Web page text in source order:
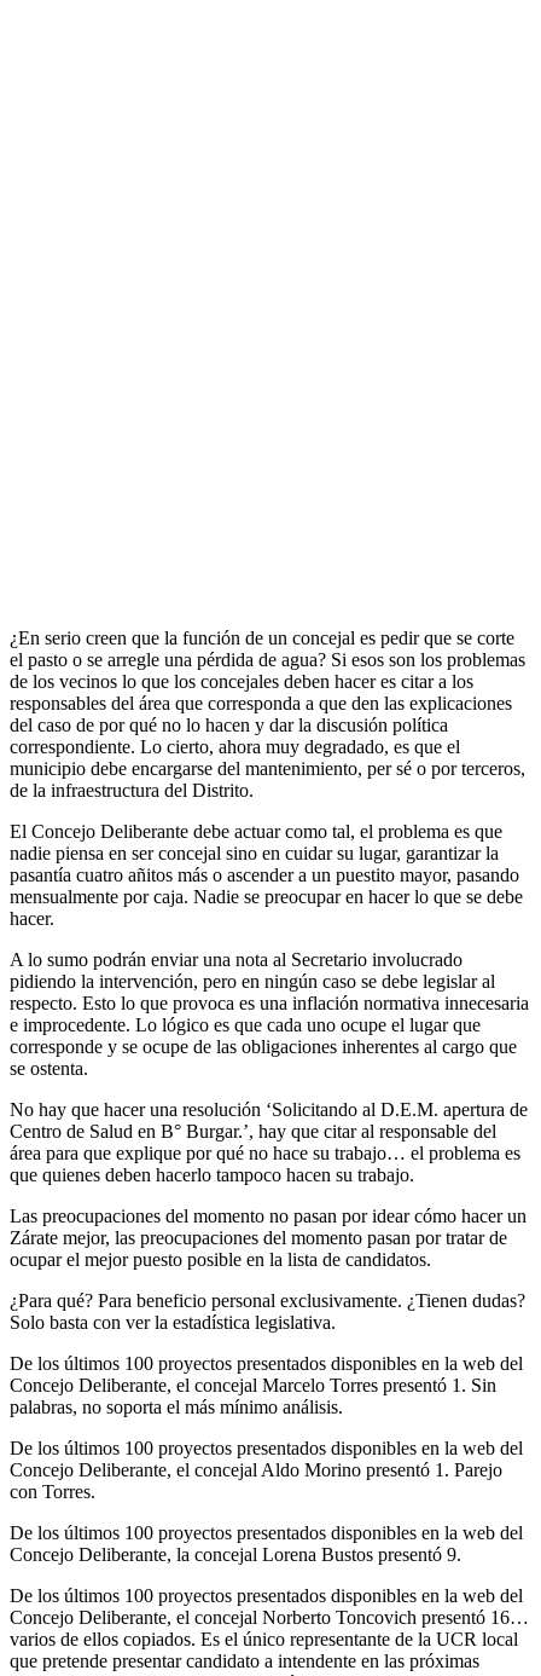
¿En serio creen que la función de un concejal es pedir que se corte
el pasto o se arregle una pérdida de agua? Si esos son los problemas
de los vecinos lo que los concejales deben hacer es citar a los
responsables del área que corresponda a que den las explicaciones
del caso de por qué no lo hacen y dar la discusión política
correspondiente. Lo cierto, ahora muy degradado, es que el
municipio debe encargarse del mantenimiento, per sé o por terceros,
de la infraestructura del Distrito.
El Concejo Deliberante debe actuar como tal, el problema es que
nadie piensa en ser concejal sino en cuidar su lugar, garantizar la
pasantía cuatro añitos más o ascender a un puestito mayor, pasando
mensualmente por caja. Nadie se preocupar en hacer lo que se debe
hacer.
A lo sumo podrán enviar una nota al Secretario involucrado
pidiendo la intervención, pero en ningún caso se debe legislar al
respecto. Esto lo que provoca es una inflación normativa innecesaria
e improcedente. Lo lógico es que cada uno ocupe el lugar que
corresponde y se ocupe de las obligaciones inherentes al cargo que
se ostenta.
No hay que hacer una resolución ‘Solicitando al D.E.M. apertura de
Centro de Salud en B° Burgar.’, hay que citar al responsable del
área para que explique por qué no hace su trabajo… el problema es
que quienes deben hacerlo tampoco hacen su trabajo.
Las preocupaciones del momento no pasan por idear cómo hacer un
Zárate mejor, las preocupaciones del momento pasan por tratar de
ocupar el mejor puesto posible en la lista de candidatos.
¿Para qué? Para beneficio personal exclusivamente. ¿Tienen dudas?
Solo basta con ver la estadística legislativa.
De los últimos 100 proyectos presentados disponibles en la web del
Concejo Deliberante, el concejal Marcelo Torres presentó 1. Sin
palabras, no soporta el más mínimo análisis.
De los últimos 100 proyectos presentados disponibles en la web del
Concejo Deliberante, el concejal Aldo Morino presentó 1. Parejo
con Torres.
De los últimos 100 proyectos presentados disponibles en la web del
Concejo Deliberante, la concejal Lorena Bustos presentó 9.
De los últimos 100 proyectos presentados disponibles en la web del
Concejo Deliberante, el concejal Norberto Toncovich presentó 16…
varios de ellos copiados. Es el único representante de la UCR local
que pretende presentar candidato a intendente en las próximas